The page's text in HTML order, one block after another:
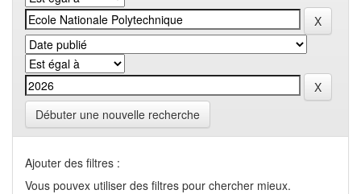
Débuter une nouvelle recherche
Ajouter des filtres :
Vous pouvex utiliser des filtres pour chercher mieux.